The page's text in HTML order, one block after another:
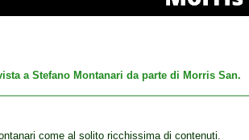
a Stefano Montanari da parte di Morris San.
come al solito ricchissima di contenuti.